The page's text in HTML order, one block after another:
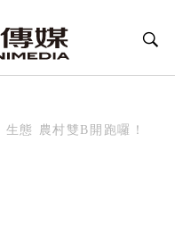
態 農村雙B開跑囉！